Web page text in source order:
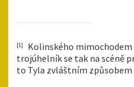
[1]
Kolinského
trojúhelník se tak na scéně
to Tyla zvláštním